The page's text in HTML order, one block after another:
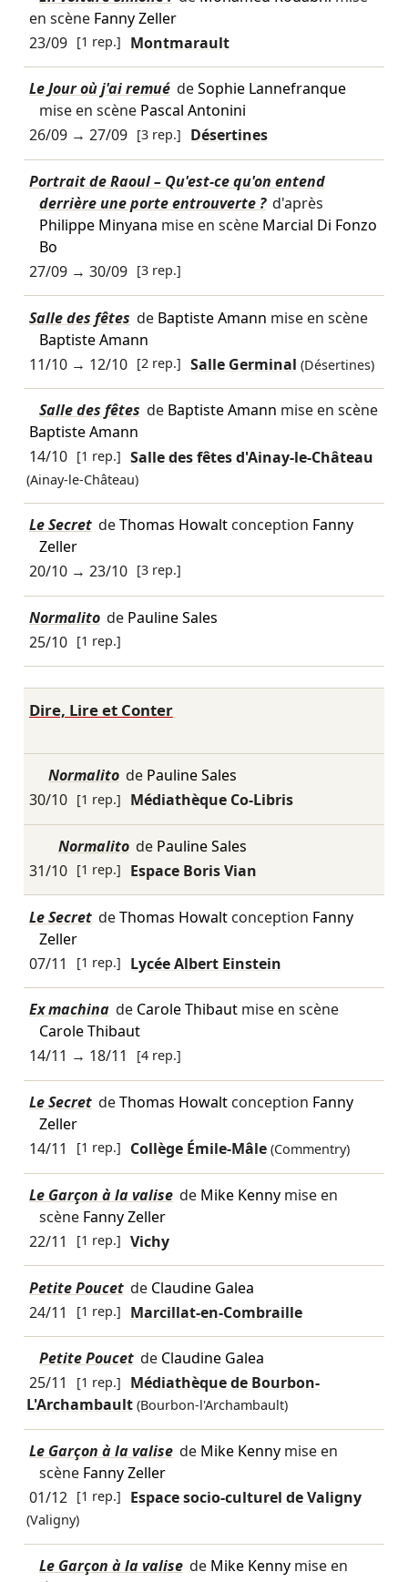
en scène Fanny Zeller
23/09 [1 rep.] Montmarault
Le Jour où j'ai remué deSophie Lannefranque
mise en scène Pascal Antonini
26/09→ 27/09 [3 rep.] Désertines
Portrait de Raoul – Qu'est-ce qu'on entend
derrière une porte entrouverte ? d'après
Philippe Minyana mise en scène Marcial Di Fonzo
Bo
27/09→ 30/09 [3 rep.]
Salle des fêtes de Baptiste Amann mise en scène
Baptiste Amann
11/10→ 12/10 [2 rep.] Salle Germinal (Désertines)
Salle des fêtes de Baptiste Amann mise en scène
Baptiste Amann
14/10 [1 rep.] Salle des fêtes d'Ainay-le-Château
(Ainay-le-Château)
Le Secret deThomas Howaltconception Fanny
Zeller
20/10→ 23/10 [3 rep.]
Normalito de Pauline Sales
25/10 [1 rep.]
Dire, Lire et Conter
Normalito de Pauline Sales
30/10 [1 rep.] Médiathèque Co-Libris
Normalito de Pauline Sales
31/10 [1 rep.] Espace Boris Vian
Le Secret deThomas Howaltconception Fanny
Zeller
07/11
[1 rep.] Lycée Albert Einstein
Ex machina de Carole Thibautmise en scène
Carole Thibaut
14/11 → 18/11 [4 rep.]
Le Secret deThomas Howaltconception Fanny
Zeller
14/11
[1 rep.] Collège Émile-Mâle (Commentry)
Le Garçon à la valise de Mike Kennymise en
scène Fanny Zeller
22/11
[1 rep.] Vichy
Petite Poucet de Claudine Galea
24/11
[1 rep.] Marcillat-en-Combraille
Petite Poucet de Claudine Galea
25/11
[1 rep.]
Médiathèque de Bourbon-
L'Archambault (Bourbon-l'Archambault)
Le Garçon à la valise de Mike Kennymise en
scène Fanny Zeller
01/12 [1 rep.] Espace socio-culturel de Valigny
(Valigny)
Le Garçon à la valise de Mike Kennymise en